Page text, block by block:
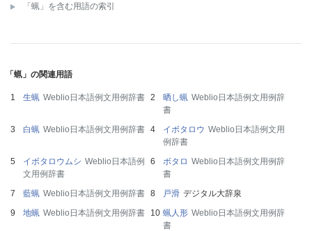
「蝋」を含む用語の索引
「蝋」の関連用語
生蝋 Weblio日本語例文用例辞書 晒し蝋 Weblio日本語例文用例辞
書
白蝋 Weblio日本語例文用例辞書 イボタロウ Weblio日本語例文用
例辞書
イボタロウムシ Weblio日本語例
文用例辞書
ボタロ Weblio日本語例文用例辞
書
藍蝋 Weblio日本語例文用例辞書 戸滑 デジタル大辞泉
地蝋 Weblio日本語例文用例辞書 蝋人形 Weblio日本語例文用例辞
書